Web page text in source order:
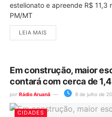
estelionato e apreende R$ 11,3
PM/MT
LEIA MAIS
Em construção, maior
contará com cerca de
por Rádio Aruanã 8 de julho de
CIDADES